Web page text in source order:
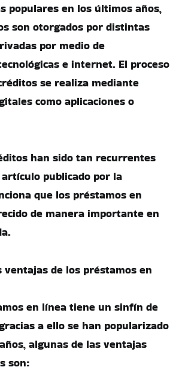
populares en los últimos años,
son otorgados por distintas
por medio de
e internet. El proceso
se realiza mediante
como aplicaciones o
han sido tan recurrentes
publicado por la
que los préstamos en
de manera importante en
ventajas de los préstamos en
en línea tiene un sinfín de
a ello se han popularizado
algunas de las ventajas
son: